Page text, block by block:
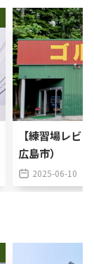
【練習場レビ
広島市）
2025-06-10